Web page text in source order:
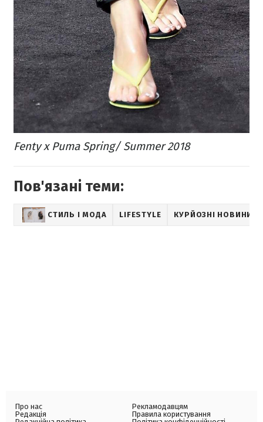
Fenty x Puma Spring/ Summer 2018
Пов'язані теми:
СТИЛЬ І МОДА LIFESTYLE КУРЙОЗНІ НОВИНИ
Про нас
Редакція
Рекламодавцям
Правила користування